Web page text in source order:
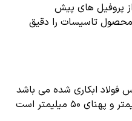
پروفیل های پیش
تاسیسات را دقیق
ابکاری شده می باشد